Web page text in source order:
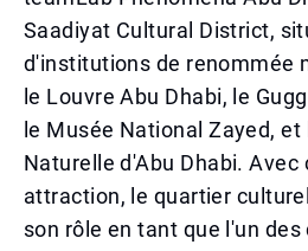
Saadiyat Cultural District,
d'institutions de renommée
le Louvre Abu Dhabi, le
le Musée National Zayed,
Naturelle d'Abu Dhabi. Avec
attraction, le quartier
son rôle en tant que l'un